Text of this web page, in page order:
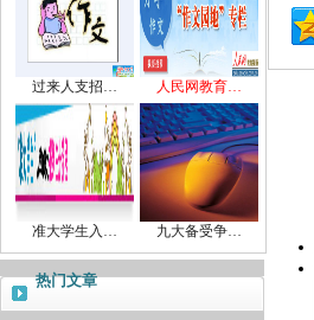
过来人支招… 人民网教育…
准大学生入… 九大备受争…
热门文章